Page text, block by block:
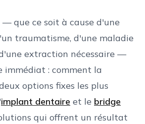
que ce soit à cause d'une
traumatisme, d'une maladie
extraction nécessaire —
immédiat : comment la
options fixes les plus
implant dentaire et le bridge
qui offrent un résultat